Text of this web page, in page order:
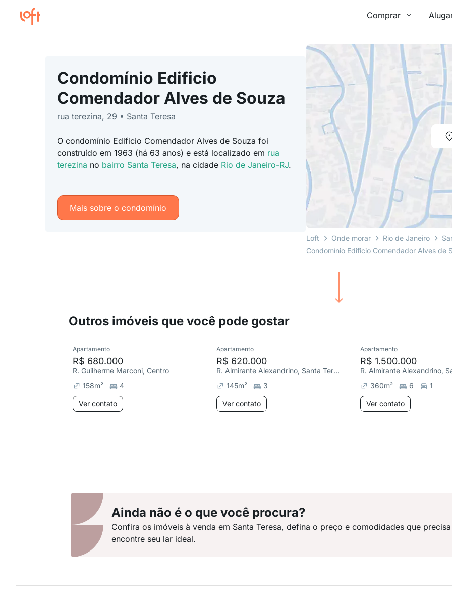
Comprar
Condomínio Edificio
Comendador Alves de Souza
rua terezina, 29 • Santa Teresa
O condomínio Edificio Comendador Alves de Souza foi
construído em 1963 (há 63 anos) e está localizado em rua
terezina no bairro Santa Teresa, na cidade Rio de Janeiro-RJ.
Mais sobre o condomínio
Loft Onde morar Rio de Janeiro
Condomínio Edificio Comendador Alves de
Outros imóveis que você pode gostar
Apartamento
R$ 680.000
R. Guilherme Marconi, Centro
158m² 4
Ver contato
Apartamento
R$ 620.000
R. Almirante Alexandrino, Santa Teresa
145m² 3
Ver contato
Apartamento
R$ 1.500.000
360m² 6 1
Ver contato
Ainda não é o que você procura?
Confira os imóveis à venda em Santa Teresa, defina o preço e comodidades que
encontre seu lar ideal.